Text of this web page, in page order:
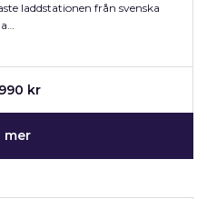
laddstationen från svenska
kr
mer